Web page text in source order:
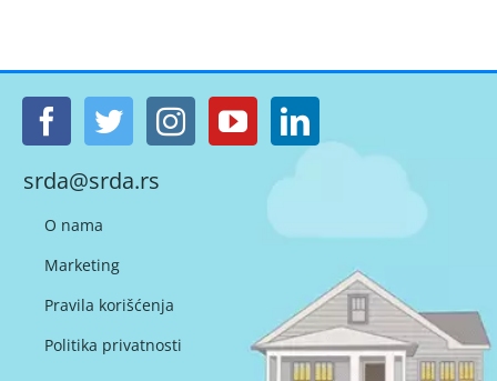
srda@srda.rs
O nama
Marketing
Pravila korišćenja
Politika privatnosti